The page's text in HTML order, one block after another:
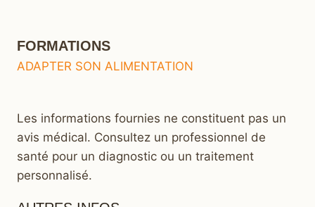
FORMATIONS
ADAPTER SON ALIMENTATION
Les informations fournies ne constituent pas un
avis médical. Consultez un professionnel de
santé pour un diagnostic ou un traitement
personnalisé.